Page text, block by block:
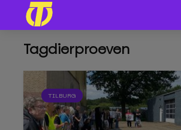
Tagdierproeven
TILBURG